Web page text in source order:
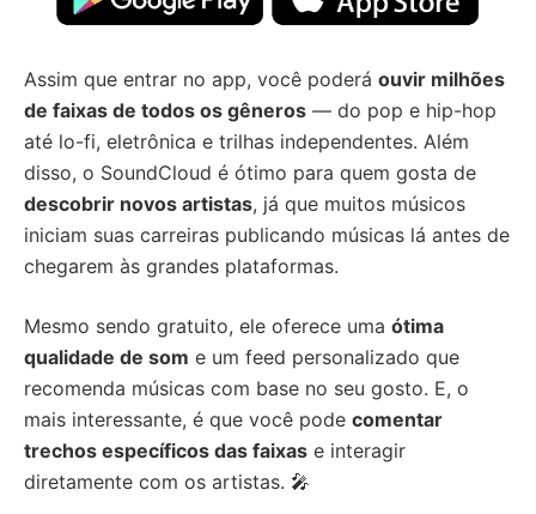
Assim que entrar no app, você poderá ouvir milhões
de faixas de todos os gêneros — do pop e hip-hop
até lo-fi, eletrônica e trilhas independentes. Além
disso, o SoundCloud é ótimo para quem gosta de
descobrir novos artistas, já que muitos músicos
iniciam suas carreiras publicando músicas lá antes de
chegarem às grandes plataformas.
Mesmo sendo gratuito, ele oferece uma ótima
qualidade de som e um feed personalizado que
recomenda músicas com base no seu gosto. E, o
mais interessante, é que você pode comentar
trechos específicos das faixas e interagir
diretamente com os artistas. 🎤